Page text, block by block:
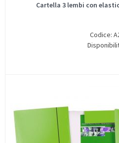
Cartella 3 lembi con
Codice: